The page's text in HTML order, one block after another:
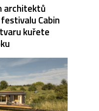
architektů
Cabin
kuřete